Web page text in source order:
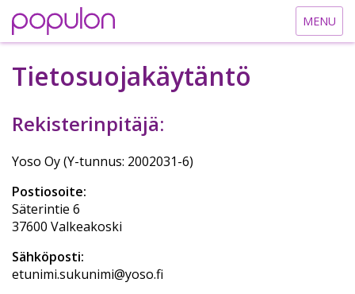
MENU
Blogit
Kirjaudu
Rekisteröidy
EN
SV
Tietosuojakäytäntö
Rekisterinpitäjä:
Yoso Oy (Y-tunnus: 2002031-6)
Postiosoite:
Säterintie 6
37600 Valkeakoski
Sähköposti:
etunimi.sukunimi@yoso.fi